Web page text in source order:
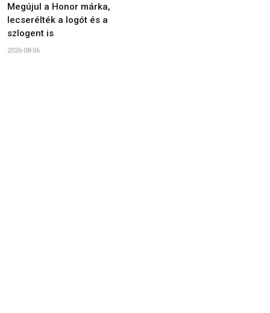
Megújul a Honor márka,
lecserélték a logót és a
szlogent is
2026-08-06